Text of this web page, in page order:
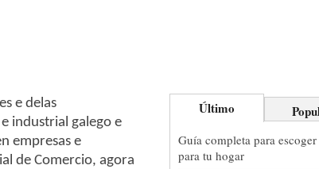
e delas
industrial galego e
empresas e
de Comercio, agora
Último
Guía completa para
para tu hogar